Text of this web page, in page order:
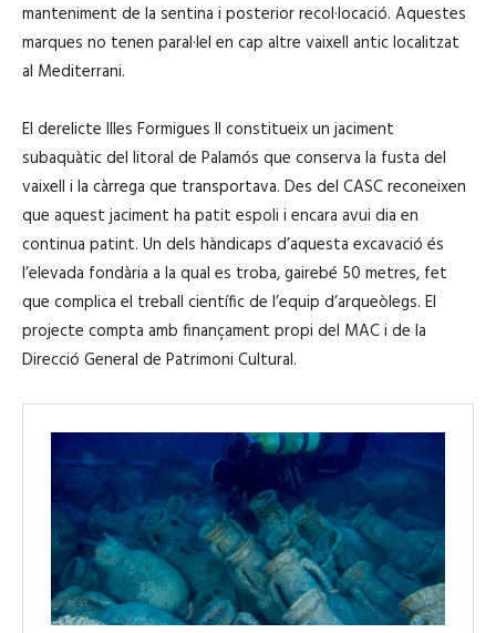
manteniment de la sentina i posterior recol·locació. Aquestes
marques no tenen paral·lel en cap altre vaixell antic localitzat
al Mediterrani.
El derelicte Illes Formigues II constitueix un jaciment
subaquàtic del litoral de Palamós que conserva la fusta del
vaixell i la càrrega que transportava. Des del CASC reconeixen
que aquest jaciment ha patit espoli i encara avui dia en
continua patint. Un dels hàndicaps d’aquesta excavació és
l’elevada fondària a la qual es troba, gairebé 50 metres, fet
que complica el treball científic de l’equip d’arqueòlegs. El
projecte compta amb finançament propi del MAC i de la
Direcció General de Patrimoni Cultural.